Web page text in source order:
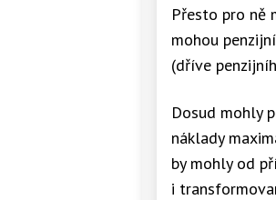
Přesto pro ně
mohou
(dříve
Dosud mohly
náklady
by mohly od
i